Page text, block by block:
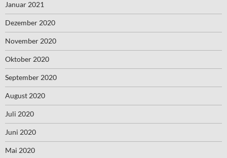
Januar 2021
Dezember 2020
November 2020
Oktober 2020
September 2020
August 2020
Juli 2020
Juni 2020
Mai 2020